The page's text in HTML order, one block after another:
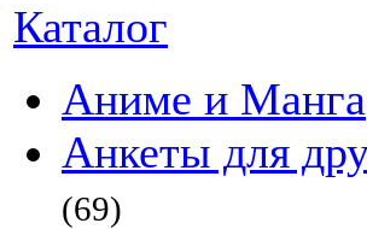
Каталог
Аниме и Манга
Анкеты для
(69)